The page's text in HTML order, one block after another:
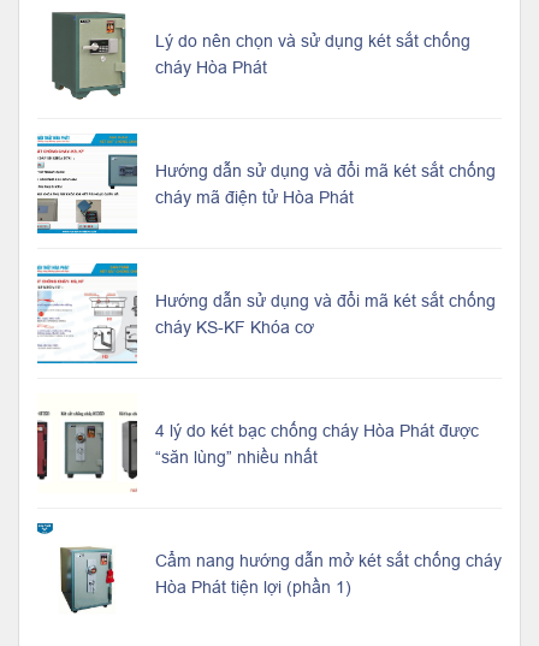
Lý do nên chọn và sử dụng két sắt chống
cháy Hòa Phát
Hướng dẫn sử dụng và đổi mã két sắt chống
cháy mã điện tử Hòa Phát
Hướng dẫn sử dụng và đổi mã két sắt chống
cháy KS-KF Khóa cơ
4 lý do két bạc chống cháy Hòa Phát được
“săn lùng” nhiều nhất
Cẩm nang hướng dẫn mở két sắt chống cháy
Hòa Phát tiện lợi (phần 1)